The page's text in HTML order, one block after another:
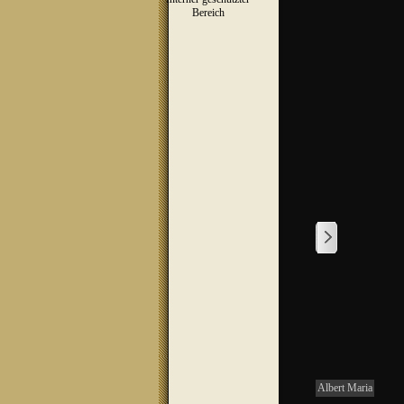
Bereich
1/1
Albert Maria